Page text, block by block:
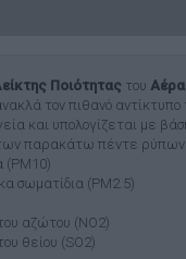
Ποιότητας του Αέρα
τον πιθανό αντίκτυπο
και υπολογίζεται με
παρακάτω πέντε ρύπων:
(PM10)
σωματίδια (PM2.5)
αζώτου (NO2)
θείου (SO2)